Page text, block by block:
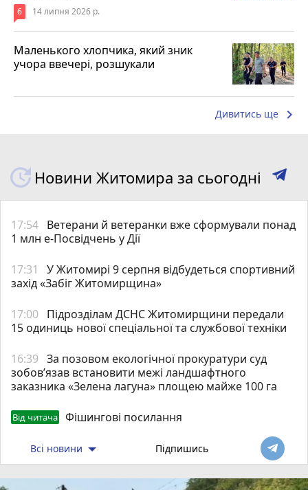
6 14 липня 2026 р.
Маленького хлопчика, який зник
учора ввечері, розшукали
Дивитись ще keyboard_arrow_right
Новини Житомира за сьогодні
17:54 Ветерани й ветеранки вже сформували понад
1 млн е-Посвідчень у Дії
17:31
У Житомирі 9 серпня відбудеться спортивний
захід «Забіг Житомирщина»
17:00 Підрозділам ДСНС Житомирщини передали
15 одиниць нової спеціальної та службової техніки
16:39 За позовом екологічної прокуратури суд
зобов’язав встановити межі ландшафтного
заказника «Зелена лагуна» площею майже 100 га
Від читача Фішингові посилання
Всі новини Підпишись